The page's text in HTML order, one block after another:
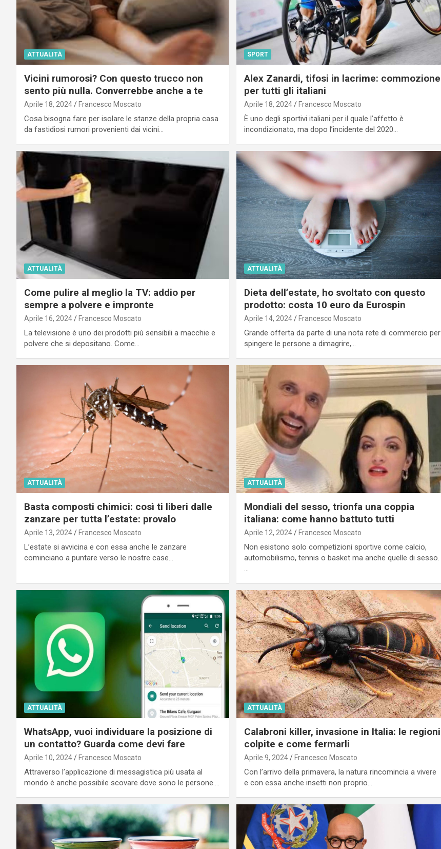
ATTUALITÀ
Vicini rumorosi? Con questo trucco non
sento più nulla. Converrebbe anche a te
Aprile 18, 2024 Francesco Moscato
Cosa bisogna fare per isolare le stanze della propria casa
da fastidiosi rumori provenienti dai vicini…
SPORT
Alex Zanardi, tifosi in lacrime: commozione
per tutti gli italiani
Aprile 18, 2024 Francesco Moscato
È uno degli sportivi italiani per il quale l’affetto è
incondizionato, ma dopo l’incidente del 2020…
ATTUALITÀ
Come pulire al meglio la TV: addio per
sempre a polvere e impronte
Aprile 16, 2024 Francesco Moscato
La televisione è uno dei prodotti più sensibili a macchie e
polvere che si depositano. Come…
ATTUALITÀ
Dieta dell’estate, ho svoltato con questo
prodotto: costa 10 euro da Eurospin
Aprile 14, 2024 Francesco Moscato
Grande offerta da parte di una nota rete di commercio per
spingere le persone a dimagrire,…
ATTUALITÀ
Basta composti chimici: così ti liberi dalle
zanzare per tutta l’estate: provalo
Aprile 13, 2024 Francesco Moscato
L’estate si avvicina e con essa anche le zanzare
cominciano a puntare verso le nostre case…
ATTUALITÀ
Mondiali del sesso, trionfa una coppia
italiana: come hanno battuto tutti
Aprile 12, 2024 Francesco Moscato
Non esistono solo competizioni sportive come calcio,
automobilismo, tennis o basket ma anche quelle di sesso.
…
ATTUALITÀ
WhatsApp, vuoi individuare la posizione di
un contatto? Guarda come devi fare
Aprile 10, 2024 Francesco Moscato
Attraverso l’applicazione di messagistica più usata al
mondo è anche possibile scovare dove sono le persone.…
ATTUALITÀ
Calabroni killer, invasione in Italia: le regioni
colpite e come fermarli
Aprile 9, 2024 Francesco Moscato
Con l’arrivo della primavera, la natura rincomincia a vivere
e con essa anche insetti non proprio…